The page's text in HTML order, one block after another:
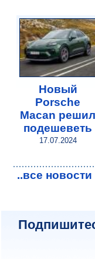
Новый
Porsche
Macan решил
подешеветь
17.07.2024
..все